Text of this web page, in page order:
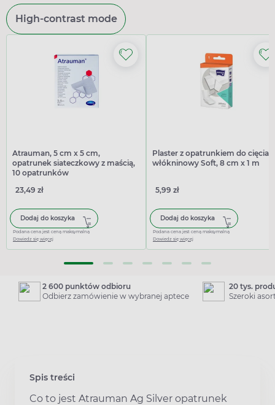
High-contrast mode
Atrauman, 5 cm x 5 cm,
opatrunek siateczkowy z maścią,
10 opatrunków
23,49 zł
Dodaj do koszyka
Podana cena jest ceną maksymalną
Dowiedz się więcej
Plaster z opatrunkiem do cięcia,
włókninowy Soft, 8 cm x 1 m
5,99 zł
Dodaj do koszyka
Podana cena jest ceną maksymalną
Dowiedz się więcej
2 600 punktów odbioru
Odbierz zamówienie w wybranej aptece
20 tys.
Szeroki
Spis treści
Co to jest Atrauman Ag Silver opatrunek